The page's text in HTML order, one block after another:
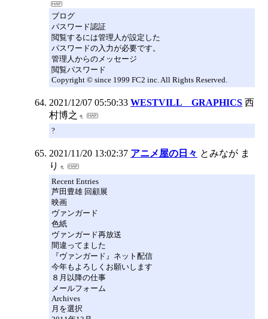
ブログ
パスワード認証
閲覧するには管理人が設定した
パスワードの入力が必要です。
管理人からのメッセージ
閲覧パスワード
Copyright © since 1999 FC2 inc. All Rights Reserved.
2021/12/07 05:50:33 WESTVILL GRAPHICS 西
村博之
?
2021/11/20 13:02:37 アニメ屋の日々 とみなが ま
り
Recent Entries
芦田豊雄 回顧展
映画
ヴァンガード
色紙
ヴァンガード再放送
間違ってました
『ヴァンガード』ネット配信
今年もよろしくお願いします
８月以降の仕事
メールフォーム
Archives
月を選択